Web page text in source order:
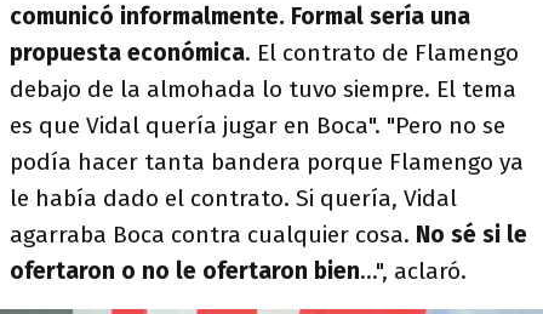
comunicó informalmente. Formal sería una
propuesta económica. El contrato de Flamengo
debajo de la almohada lo tuvo siempre. El tema
es que Vidal quería jugar en Boca". "Pero no se
podía hacer tanta bandera porque Flamengo ya
le había dado el contrato. Si quería, Vidal
agarraba Boca contra cualquier cosa. No sé si le
ofertaron o no le ofertaron bien...", aclaró.